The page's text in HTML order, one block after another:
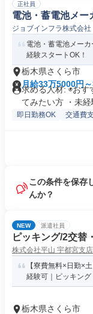
正社員
電池・蓄電池メー
ジョブインフラ株式会社
電池・蓄電池メー
経験スタートOK！
栃木県さくら市
月給33万5000円
求める人材: ◉おす
てみたい方 ・未経
即日勤務OK 交通費
この条件を保存
んか？
NEW 派遣社員
ピッキング/2交替
株式会社平山 宇都宮支店
【寮費無料×日勤×
経験可｜ピッキン
栃木県さくら市